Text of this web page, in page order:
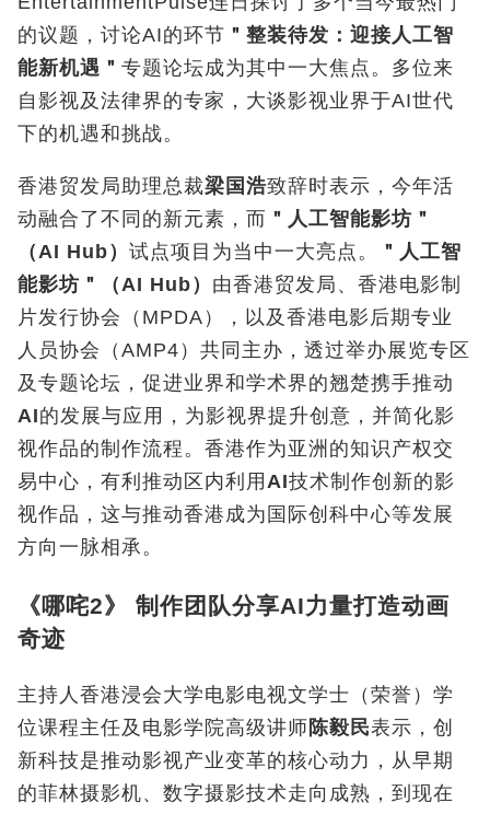
的议题，讨论AI的环节 ＂整装待发：迎接人工智
能新机遇＂ 专题论坛成为其中一大焦点。多位来
自影视及法律界的专家，大谈影视业界于AI世代
下的机遇和挑战。
香港贸发局助理总裁梁国浩致辞时表示，今年活
动融合了不同的新元素，而 ＂人工智能影坊＂
（AI Hub） 试点项目为当中一大亮点。
＂人工智
能影坊＂（AI Hub） 由香港贸发局、香港电影制
片发行协会（MPDA ），以及香港电影后期专业
人员协会（ AMP4 ）共同主办，透过举办展览专区
及专题论坛，促进业界和学术界的翘楚携手推动
AI的发展与应用，为影视界提升创意，并简化影
视作品的制作流程。香港作为亚洲的知识产权交
易中心，有利推动区内利用 AI技术制作创新的影
视作品，这与推动香港成为国际创科中心等发展
方向一脉相承。
《哪咤2》 制作团队分享AI力量打造动画
奇迹
主持人香港浸会大学电影电视文学士（荣誉）学
位课程主任及电影学院高级讲师 陈毅民表示，创
新科技是推动影视产业变革的核心动力，从早期
的菲林摄影机、数字摄影技术走向成熟，到现在